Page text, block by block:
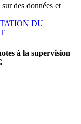
des données et
DU
à la supervision